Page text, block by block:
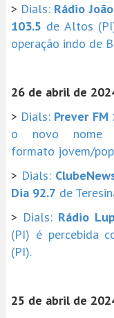
> Dials: Rádio
103.5 de Altos
operação indo de
26 de abril de
> Dials: Prever FM
o novo nome
formato jovem/
> Dials:
Dia 92.7 de
> Dials: Rádio
(PI) é percebida
(PI).
25 de abril de